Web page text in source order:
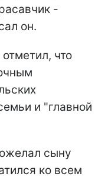
-
он.
что
и "главной
сыну
ко всем